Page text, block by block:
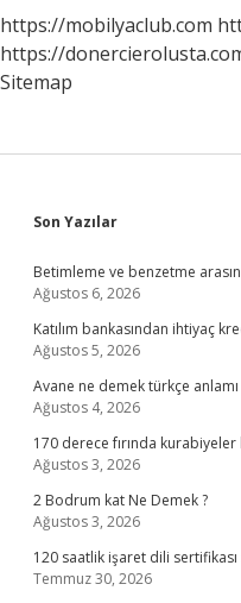
https://mobilyaclub.com
https://
Sitemap
Sidebar
Son Yazılar
Betimleme ve benzetme
Ağustos 6, 2026
Katılım bankasından ihtiyaç
Ağustos 5, 2026
Avane ne demek türkçe anlamı
Ağustos 4, 2026
170 derece fırında
Ağustos 3, 2026
2 Bodrum kat Ne Demek ?
Ağustos 3, 2026
120 saatlik işaret dili
Temmuz 30, 2026